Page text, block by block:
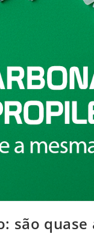
quase